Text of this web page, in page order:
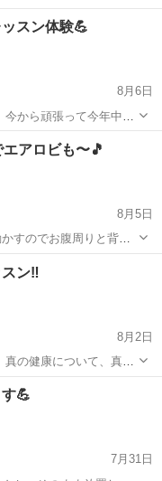
スン体験💪
8月6日
から頑張って今年中に
せたエアロビクスダン
レッスン
アロビも〜🎵
8月5日
すのでお腹周りと背中
、ストレッチ、80年代に
どめちゃくちゃ楽しい1
ン‼️
8月2日
の健康について、真実
レッスンは、
お腹周りと背中がスッ
レッスン
💪
7月31日